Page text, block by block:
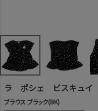
ラ ポシェ ビスキュイ
ブラウス ブラック(BK)